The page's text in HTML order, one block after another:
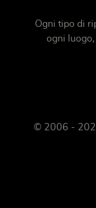
Ogni tipo di
ogni luogo,
© 2006 -